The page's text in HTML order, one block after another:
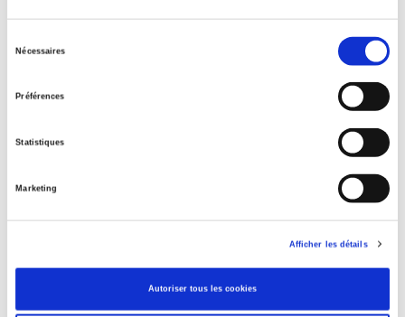
Nécessaires
Préférences
Statistiques
Marketing
Afficher les détails
Autoriser tous les cookies
Publisher
Author
Journal